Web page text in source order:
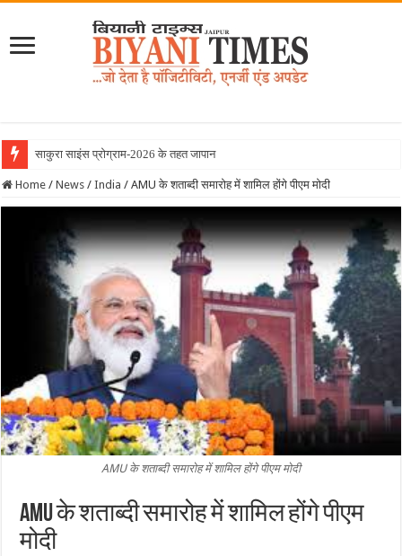
साकुरा साइंस प्रोग्राम-2026 के तहत जापान रवाना हुई बियानी
Home / News / India / AMU के शताब्दी समारोह में शामिल होंगे पीएम मोदी
AMU के शताब्दी समारोह में शामिल होंगे पीएम मोदी
AMU के शताब्दी समारोह में शामिल होंगे पीएम
मोदी